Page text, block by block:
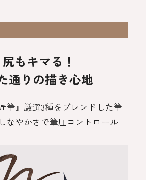
尻もキマる！
通りの描き心地
筆』厳選3種をブレンドした筆
なやかさで筆圧コントロール